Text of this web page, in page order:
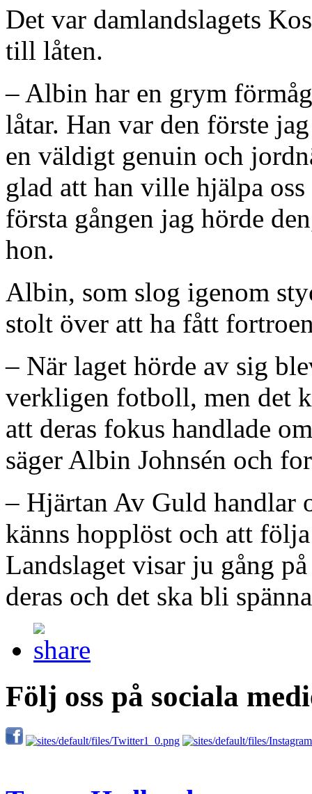
Det var damlandslagets
till låten.
– Albin har en grym
låtar. Han var den förste
en väldigt genuin och
glad att han ville hjälpa
första gången jag hörde
hon.
Albin, som slog igenom
stolt över att ha fått
– När laget hörde av sig
verkligen fotboll, men det
att deras fokus handlade
säger Albin Johnsén och
– Hjärtan Av Guld handlar
känns hopplöst och att
Landslaget visar ju gång
deras och det ska bli
Följ oss på sociala